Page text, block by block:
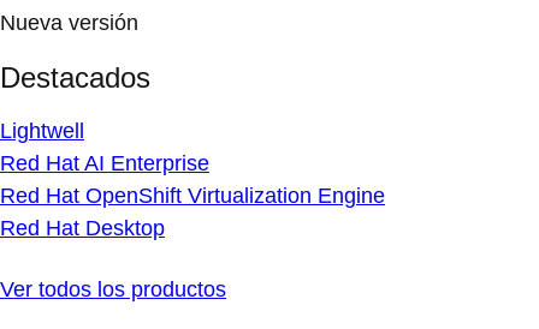
Nueva versión
Destacados
Lightwell
Red Hat AI Enterprise
Red Hat OpenShift Virtualization Engine
Red Hat Desktop
Ver todos los productos